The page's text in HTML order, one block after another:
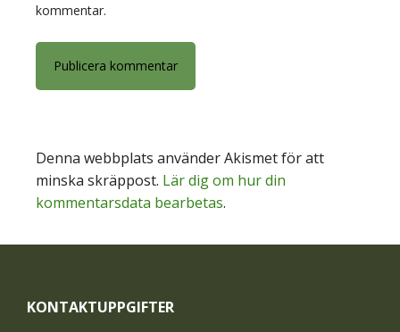
kommentar.
Denna webbplats använder Akismet för att
minska skräppost. Lär dig om hur din
kommentarsdata bearbetas.
KONTAKTUPPGIFTER